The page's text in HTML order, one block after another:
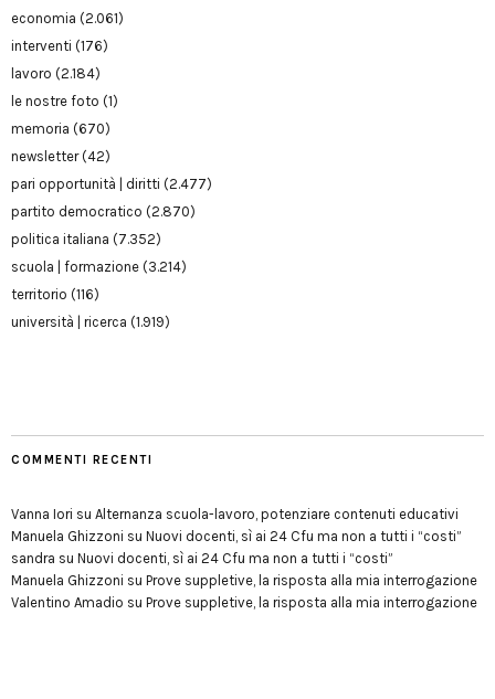
economia (2.061)
interventi (176)
lavoro (2.184)
le nostre foto (1)
memoria (670)
newsletter(42)
pari opportunità | diritti (2.477)
partito democratico (2.870)
politica italiana (7.352)
scuola | formazione (3.214)
territorio (116)
università | ricerca (1.919)
COMMENTI RECENTI
Vanna Iori su Alternanza scuola-lavoro, potenziare contenuti educativi
Manuela Ghizzoni su Nuovi docenti, sì ai 24 Cfu ma non a tutti i “costi”
sandra su Nuovi docenti, sì ai 24 Cfu ma non a tutti i “costi”
Manuela Ghizzoni su Prove suppletive, la risposta alla mia interrogazione
Valentino Amadio su Prove suppletive, la risposta alla mia interrogazione